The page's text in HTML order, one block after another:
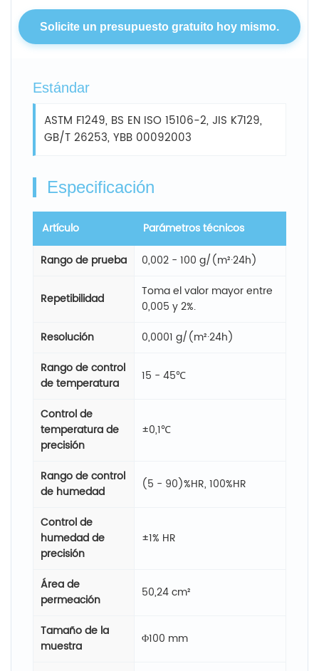
Solicite un presupuesto gratuito hoy mismo.
Estándar
ASTM F1249, BS EN ISO 15106-2, JIS K7129,
GB/T 26253, YBB 00092003
Especificación
Artículo
Parámetros técnicos
Rango de prueba
0,002 - 100 g/(m²·24h)
Repetibilidad
Toma el valor mayor entre
0,005 y 2%.
Resolución
0,0001 g/(m²·24h)
Rango de control
de temperatura
15 - 45℃
Control de
temperatura de
precisión
±0,1℃
Rango de control
de humedad
(5 - 90)%HR, 100%HR
Control de
humedad de
precisión
±1% HR
Área de
permeación
50,24 cm²
Tamaño de la
muestra
Φ100 mm